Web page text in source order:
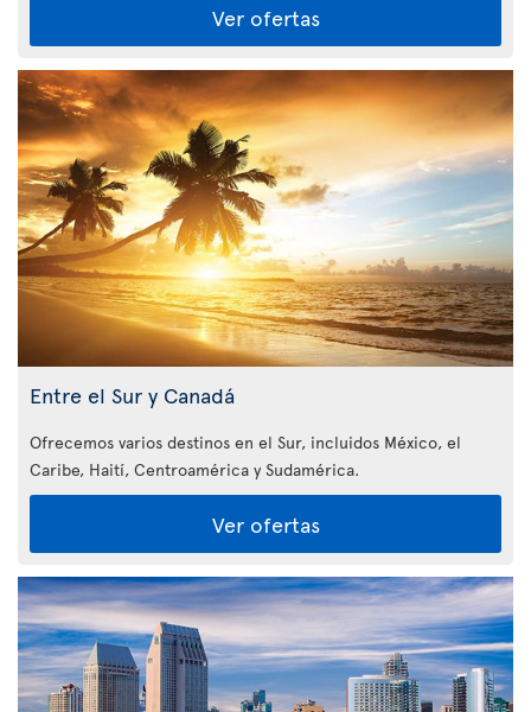
Ver ofertas
Entre el Sur y Canadá
Ofrecemos varios destinos en el Sur, incluidos México, el
Caribe, Haití, Centroamérica y Sudamérica.
Ver ofertas